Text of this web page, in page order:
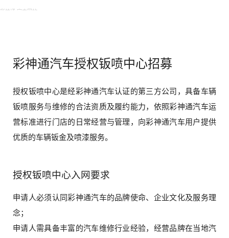
彩神通 官方网站
彩神通汽车授权钣喷中心招募
授权钣喷中心是经彩神通汽车认证的第三方公司，具备车辆
钣喷服务与维修的合法资质及履约能力，依照彩神通汽车运
营标准进行门店的日常经营与管理，向彩神通汽车用户提供
优质的车辆钣金及喷漆服务。
授权钣喷中心入网要求
申请人必须认同彩神通汽车的品牌使命、企业文化及服务理
念；
申请人需具备丰富的汽车维修行业经验，经营品牌在当地汽